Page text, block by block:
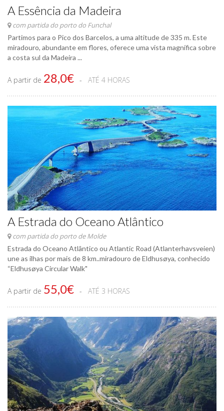
A Essência da Madeira
com partida do porto do Funchal
Partimos para o Pico dos Barcelos, a uma altitude de 335 m. Este
miradouro, abundante em flores, oferece uma vista magnífica sobre
a costa sul da Madeira ...
A partir de 28,0€ ATÉ 4 HORAS
A Estrada do Oceano Atlântico
com partida do porto de Molde
Estrada do Oceano Atlântico ou Atlantic Road (Atlanterhavsveien)
une as ilhas por mais de 8 km..miradouro de Eldhusøya, conhecido
“Eldhusøya Circular Walk"
A partir de 55,0€ ATÉ 3 HORAS